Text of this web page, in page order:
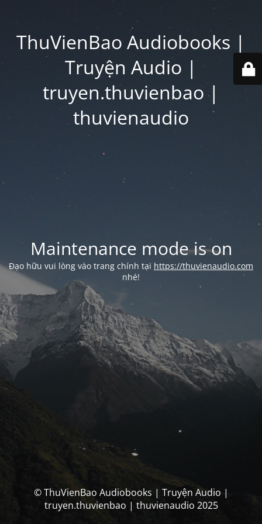
ThuVienBao Audiobooks |
Truyện Audio |
truyen.thuvienbao |
thuvienaudio
Maintenance mode is on
Đạo hữu vui lòng vào trang chính tại https://thuvienaudio.com
nhé!
© ThuVienBao Audiobooks | Truyện Audio |
truyen.thuvienbao | thuvienaudio 2025